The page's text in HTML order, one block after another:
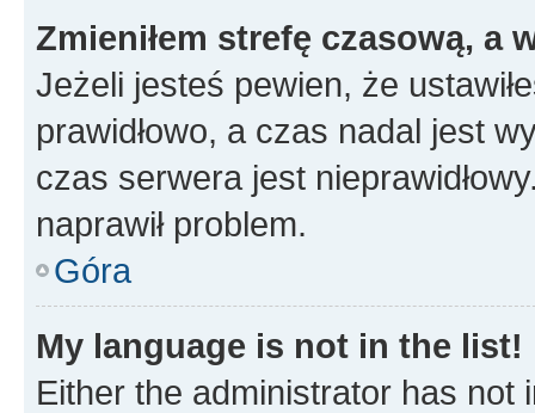
Zmieniłem strefę czasową, a
Jeżeli jesteś pewien, że
prawidłowo, a czas nadal jest
czas serwera jest
naprawił problem.
Góra
My language is not in the list!
Either the administrator has not